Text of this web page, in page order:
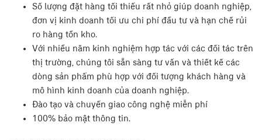
Số lượng đặt hàng tối thiểu rất nhỏ giúp doanh nghiệp,
đơn vị kinh doanh tối ưu chi phí đầu tư và hạn chế rủi
ro hàng tồn kho.
Với nhiều năm kinh nghiệm hợp tác với các đối tác trên
thị trường, chúng tôi sẵn sàng tư vấn và thiết kế các
dòng sản phẩm phù hợp với đối tượng khách hàng và
mô hình kinh doanh của doanh nghiệp.
Đào tạo và chuyển giao công nghệ miễn phí
100% bảo mật thông tin.